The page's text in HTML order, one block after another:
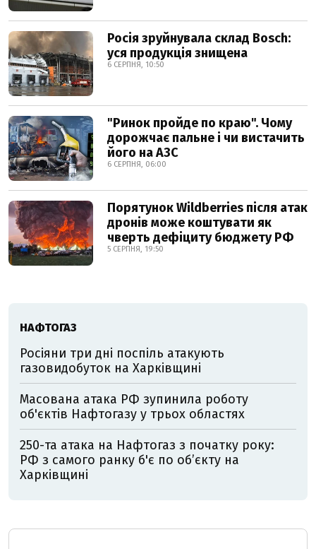
Росія зруйнувала склад Bosch:
уся продукція знищена
6 СЕРПНЯ, 10:50
"Ринок пройде по краю". Чому
дорожчає пальне і чи вистачить
його на АЗС
6 СЕРПНЯ, 06:00
Порятунок Wildberries після атак
дронів може коштувати як
чверть дефіциту бюджету РФ
5 СЕРПНЯ, 19:50
НАФТОГАЗ
Росіяни три дні поспіль атакують
газовидобуток на Харківщині
Масована атака РФ зупинила роботу
об'єктів Нафтогазу у трьох областях
250-та атака на Нафтогаз з початку року:
РФ з самого ранку б'є по об’єкту на
Харківщині